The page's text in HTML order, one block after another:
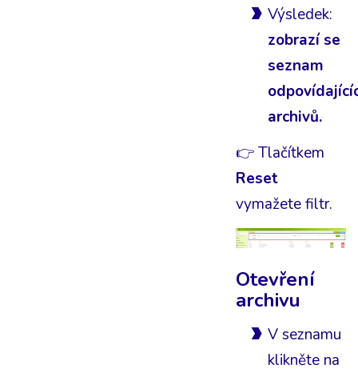
Výsledek:
zobrazí se
seznam
archivů.
👉 Tlačítkem
Reset
vymažete filtr.
Otevření
archivu
V seznamu
klikněte na